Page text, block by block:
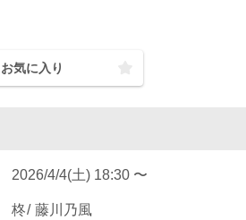
お気に入り
2026/4/4(土) 18:30 〜
柊 藤川乃風